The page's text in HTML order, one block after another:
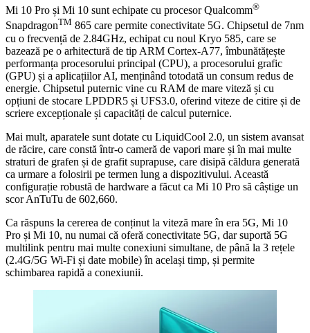
Mi 10 Pro și Mi 10 sunt echipate cu procesor Qualcomm®
SnapdragonTM 865 care permite conectivitate 5G. Chipsetul de 7nm
cu o frecvență de 2.84GHz, echipat cu noul Kryo 585, care se
bazează pe o arhitectură de tip ARM Cortex-A77, îmbunătățește
performanța procesorului principal (CPU), a procesorului grafic
(GPU) și a aplicațiilor AI, menținând totodată un consum redus de
energie. Chipsetul puternic vine cu RAM de mare viteză și cu
opțiuni de stocare LPDDR5 și UFS3.0, oferind viteze de citire și de
scriere excepționale și capacități de calcul puternice.
Mai mult, aparatele sunt dotate cu LiquidCool 2.0, un sistem avansat
de răcire, care constă într-o cameră de vapori mare și în mai multe
straturi de grafen și de grafit suprapuse, care disipă căldura generată
ca urmare a folosirii pe termen lung a dispozitivului. Această
configurație robustă de hardware a făcut ca Mi 10 Pro să câștige un
scor AnTuTu de 602,660.
Ca răspuns la cererea de conținut la viteză mare în era 5G, Mi 10
Pro și Mi 10, nu numai că oferă conectivitate 5G, dar suportă 5G
multilink pentru mai multe conexiuni simultane, de până la 3 rețele
(2.4G/5G Wi-Fi și date mobile) în același timp, și permite
schimbarea rapidă a conexiunii.